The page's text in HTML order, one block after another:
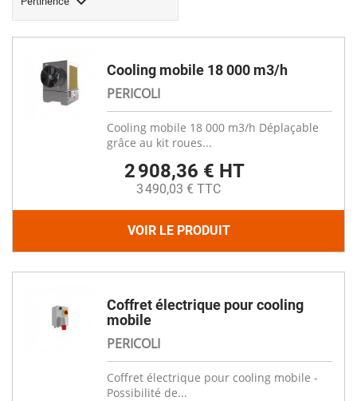
Cooling mobile 18 000 m3/h
PERICOLI
Cooling mobile 18 000 m3/h Déplaçable
grâce au kit roues...
2 908,36 € HT
3 490,03 € TTC
VOIR LE PRODUIT
Coffret électrique pour cooling
mobile
PERICOLI
Coffret électrique pour cooling mobile -
Possibilité de...